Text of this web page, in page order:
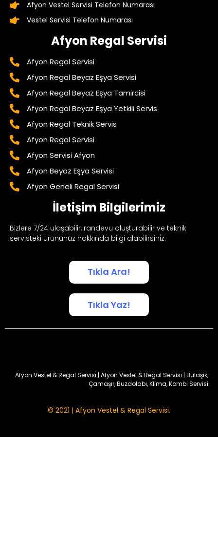
Afyon Vestel Servisi Telefon Numarası
Vestel Servisi Telefon Numarası
Afyon Regal Servisi
Afyon Regal Servisi
Afyon Regal Beyaz Eşya Servisi
Afyon Regal Beyaz Eşya Tamircisi
Afyon Regal Beyaz Eşya Yetkili Servis
Afyon Regal Teknik Servis
Afyon Regal Servisi
Afyon Servisi Afyon
Afyon Beyaz Eşya Servisi
Afyon Geneli Regal Servisi
İletişim Bilgilerimiz
Bizlere 7/24 ulaşabilir, randevu oluşturabilir ve teknik
servisteki ürününüz hakkında bilgi alabilirsiniz.
Tıkla Ara!
Tıkla Yaz!
Afyon Vestel & Regal Servisi | Afyon Vestel & Regal Servisi | Bulaşık,
Çamaşır, Buzdolabı, Klima, Kombi Servisi
© 2021 | Afyon Vestel & Regal Servisi.